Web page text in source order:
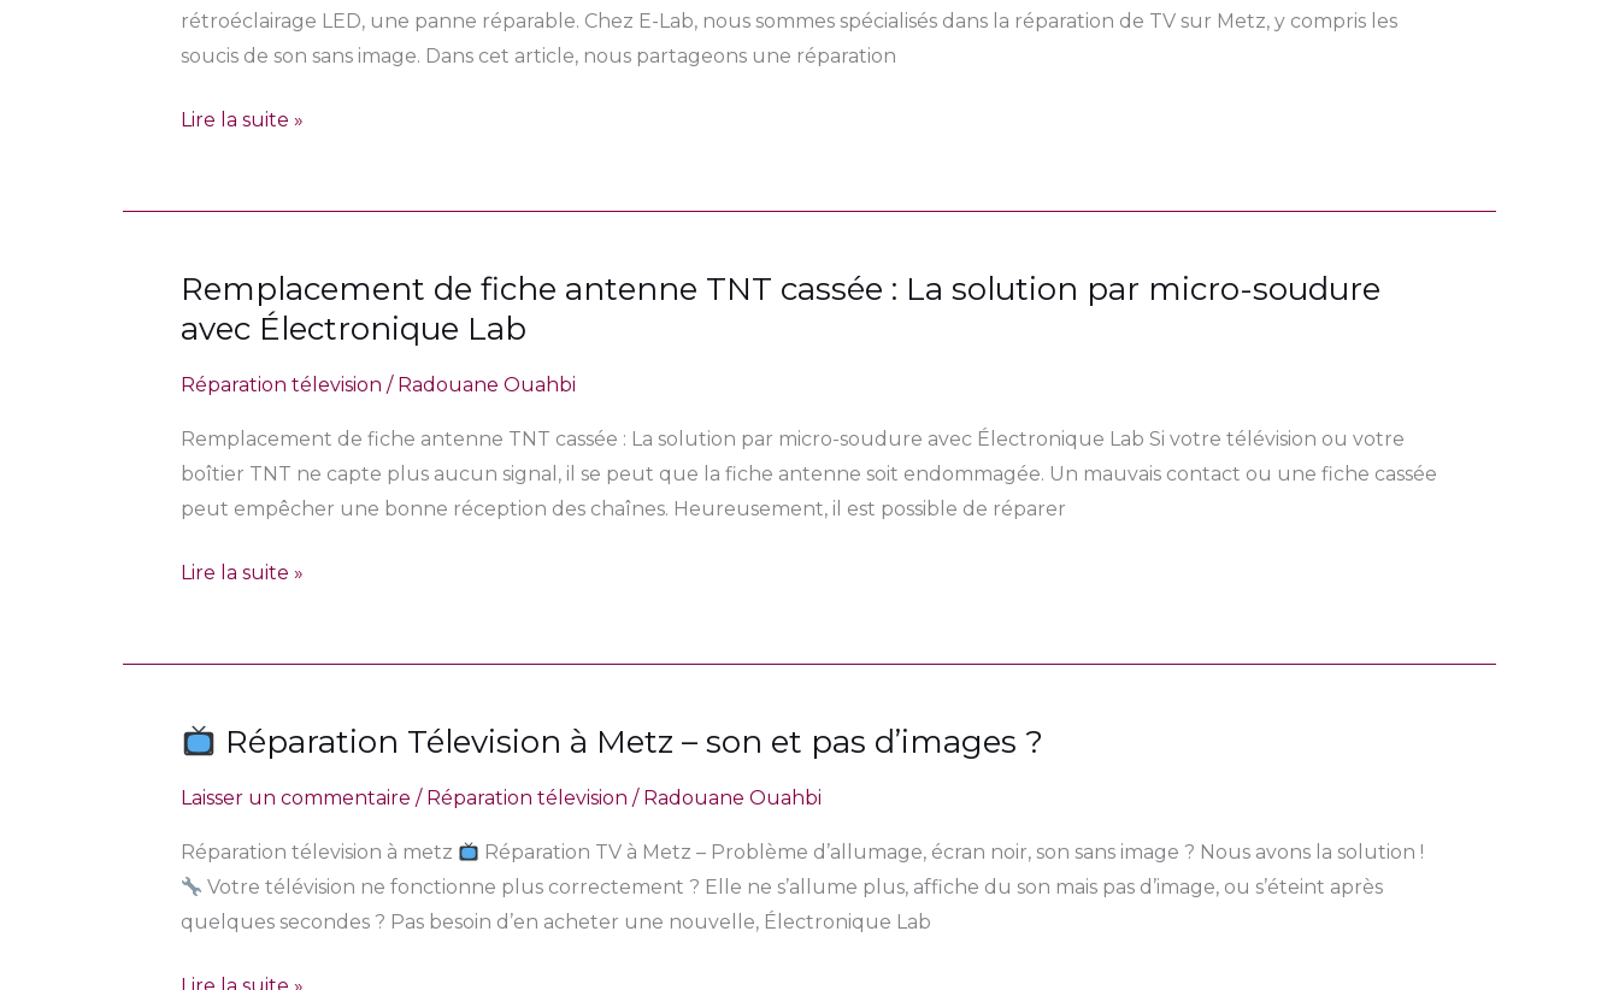
rétroéclairage LED, une panne réparable. Chez E-Lab, nous sommes spécialisés dans la réparation de TV sur Metz, y compris les
soucis de son sans image. Dans cet article, nous partageons une réparation
du
un
noir
?
la
solution
avec
!
Lire la suite »
Remplacement de fiche antenne TNT cassée : La solution par micro-soudure
avec Électronique Lab
Réparation télevision / Radouane Ouahbi
Remplacement de fiche antenne TNT cassée : La solution par micro-soudure avec Électronique Lab Si votre télévision ou votre
boîtier TNT ne capte plus aucun signal, il se peut que la fiche antenne soit endommagée. Un mauvais contact ou une fiche cassée
peut empêcher une bonne réception des chaînes. Heureusement, il est possible de réparer
Remplacement
de
antenne
TNT
cassée
solution
soudure
Électronique
Lire la suite »
Réparation Télevision à Metz – son et pas d’images ?
Laisser un commentaire / Réparation télevision / Radouane Ouahbi
Réparation télevision à metz
Réparation TV à Metz – Problème d’allumage, écran noir, son sans image ? Nous avons la solution !
Votre télévision ne fonctionne plus correctement ? Elle ne s’allume plus, affiche du son mais pas d’image, ou s’éteint après
quelques secondes ? Pas besoin d’en acheter une nouvelle, Électronique Lab
Télevision
à
Metz
–
et